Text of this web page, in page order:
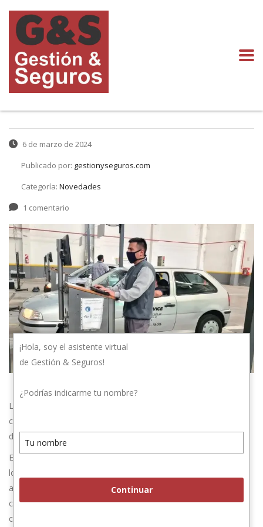
6 de marzo de 2024
Publicado por: gestionyseguros.com
Categoría: Novedades
1 comentario
La Verificación Técnica Vehicular llegó con algunos
cambios.Vencimientos, requisitos para aprobar y qué pasa si
detectan fallas.
En la Provincia de Buenos Aires es obligatorio para circular que
los autos y las motos, a partir de una determinada antigüedad,
aprueben cada año una Verificación Técnica Vehicular (VTV). El
calendario de vencimientos 2024 ya está en marcha y arrancó
con novedades.
¡Hola, soy el asistente virtual
de Gestión & Seguros!
¿Podrías indicarme tu nombre?
Continuar